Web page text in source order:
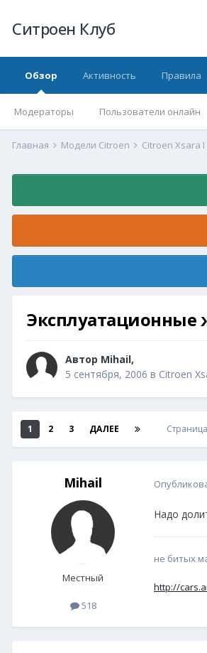
Ситроен Клуб
Обзор
Модераторы Пользователи онлайн
Активность Правила
Главная Модели Citroen Citroen Xsara I
Эксплуатационные
Автор Mihail,
5 сентября, 2006 в Citroen
1 2 3 ДАЛЕЕ
Mihail
Местный
518
Надо
не битых
http://